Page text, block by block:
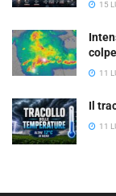
15
11
Il
11